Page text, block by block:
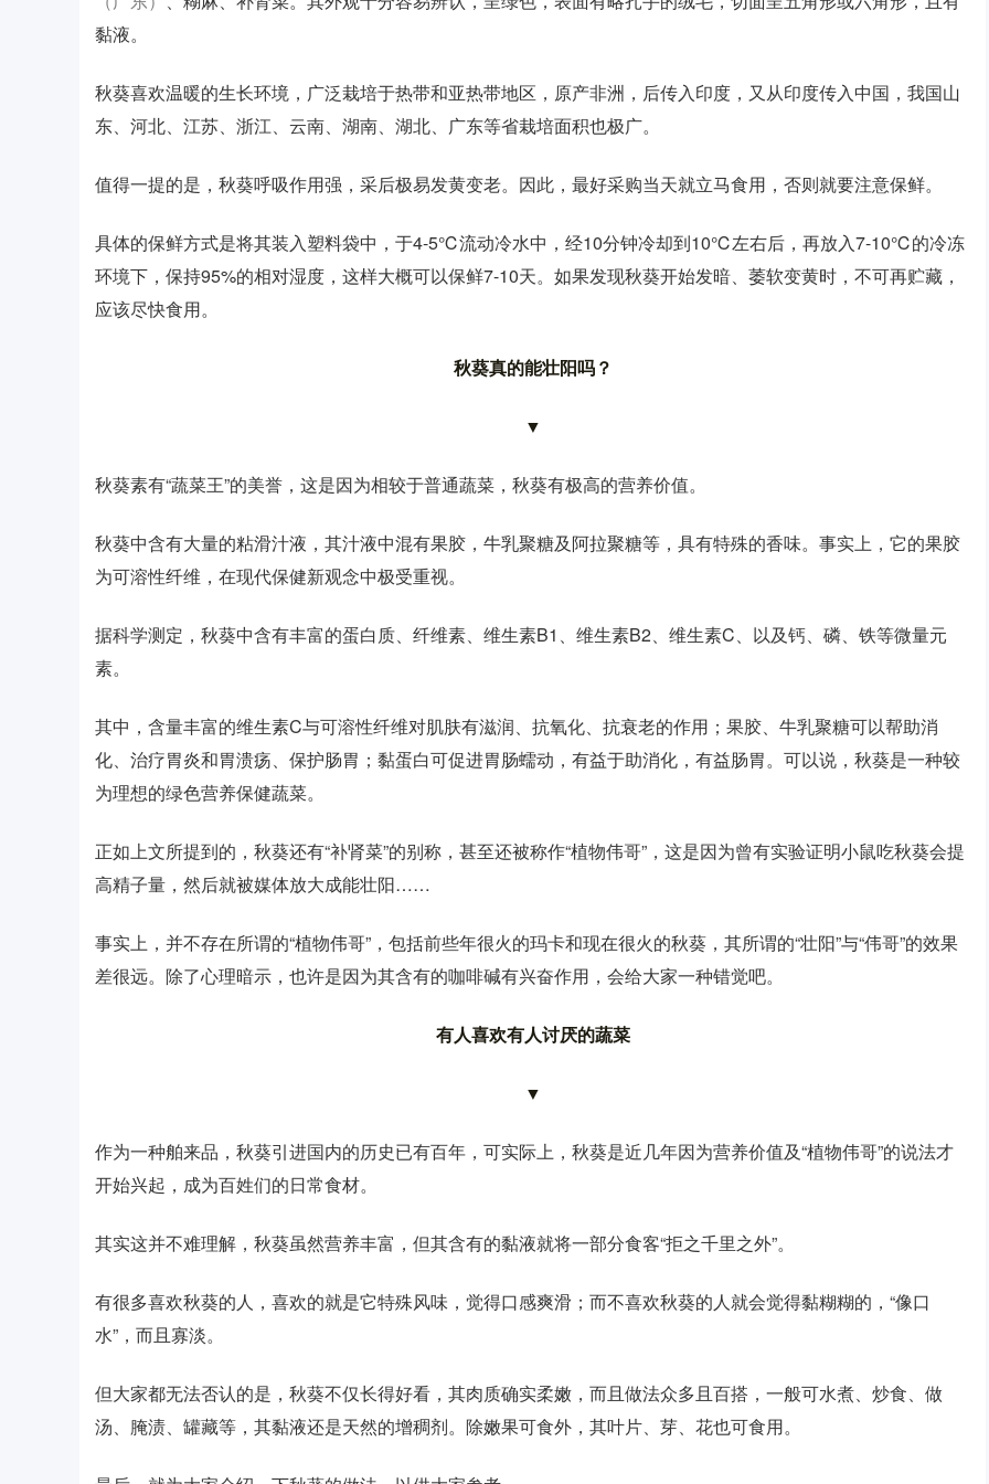
黏液。
秋葵喜欢温暖的生长环境，广泛栽培于热带和亚热带地区，原产非洲，后传入印度，又从印度传入中国，我国山
东、河北、江苏、浙江、云南、湖南、湖北、广东等省栽培面积也极广。
值得一提的是，秋葵呼吸作用强，采后极易发黄变老。因此，最好采购当天就立马食用，否则就要注意保鲜。
具体的保鲜方式是将其装入塑料袋中，于4-5℃流动冷水中，经10分钟冷却到10℃左右后，再放入7-10℃的冷冻
环境下，保持95%的相对湿度，这样大概可以保鲜7-10天。如果发现秋葵开始发暗、萎软变黄时，不可再贮藏，
应该尽快食用。
秋葵真的能壮阳吗？
▼
秋葵素有“蔬菜王”的美誉，这是因为相较于普通蔬菜，秋葵有极高的营养价值。
秋葵中含有大量的粘滑汁液，其汁液中混有果胶，牛乳聚糖及阿拉聚糖等，具有特殊的香味。事实上，它的果胶
为可溶性纤维，在现代保健新观念中极受重视。
据科学测定，秋葵中含有丰富的蛋白质、纤维素、维生素B1、维生素B2、维生素C、以及钙、磷、铁等微量元
素。
其中，含量丰富的维生素C与可溶性纤维对肌肤有滋润、抗氧化、抗衰老的作用；果胶、牛乳聚糖可以帮助消
化、治疗胃炎和胃溃疡、保护肠胃；黏蛋白可促进胃肠蠕动，有益于助消化，有益肠胃。可以说，秋葵是一种较
为理想的绿色营养保健蔬菜。
正如上文所提到的，秋葵还有“补肾菜”的别称，甚至还被称作“植物伟哥”，这是因为曾有实验证明小鼠吃秋葵会提
高精子量，然后就被媒体放大成能壮阳……
事实上，并不存在所谓的“植物伟哥”，包括前些年很火的玛卡和现在很火的秋葵，其所谓的“壮阳”与“伟哥”的效果
差很远。除了心理暗示，也许是因为其含有的咖啡碱有兴奋作用，会给大家一种错觉吧。
有人喜欢有人讨厌的蔬菜
▼
作为一种舶来品，秋葵引进国内的历史已有百年，可实际上，秋葵是近几年因为营养价值及“植物伟哥”的说法才
开始兴起，成为百姓们的日常食材。
其实这并不难理解，秋葵虽然营养丰富，但其含有的黏液就将一部分食客“拒之千里之外”。
有很多喜欢秋葵的人，喜欢的就是它特殊风味，觉得口感爽滑；而不喜欢秋葵的人就会觉得黏糊糊的，“像口
水”，而且寡淡。
但大家都无法否认的是，秋葵不仅长得好看，其肉质确实柔嫩，而且做法众多且百搭，一般可水煮、炒食、做
汤、腌渍、罐藏等，其黏液还是天然的增稠剂。除嫩果可食外，其叶片、芽、花也可食用。